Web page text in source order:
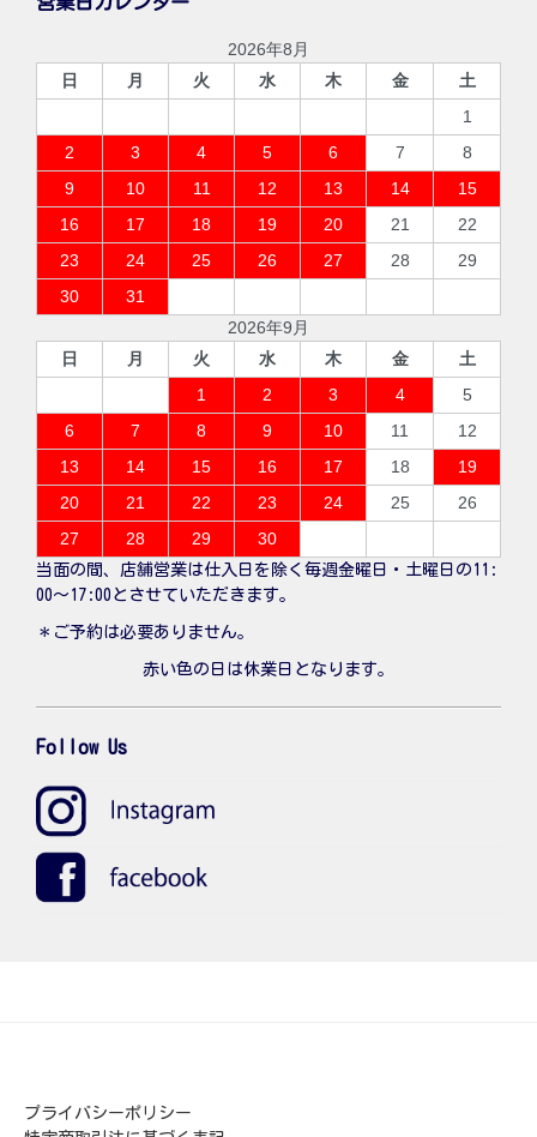
2026年8月
日
月 火 水 木 金
土
1
2
3 4 5 6 7
8
9
10 11 12 13 14
15
16
17 18 19 20 21
22
23
24 25 26 27 28
29
30
31
2026年9月
日
月 火 水 木 金
土
1
2 3 4
5
6
7 8 9 10 11
12
13
14 15 16 17 18
19
20
21 22 23 24 25
26
27
28 29 30
当面の間、店舗営業は仕入日を除く毎週金曜日・土曜日の11:
00〜17:00とさせていただきます。
＊ご予約は必要ありません。
赤い色の日は休業日となります。
Follow Us
プライバシーポリシー